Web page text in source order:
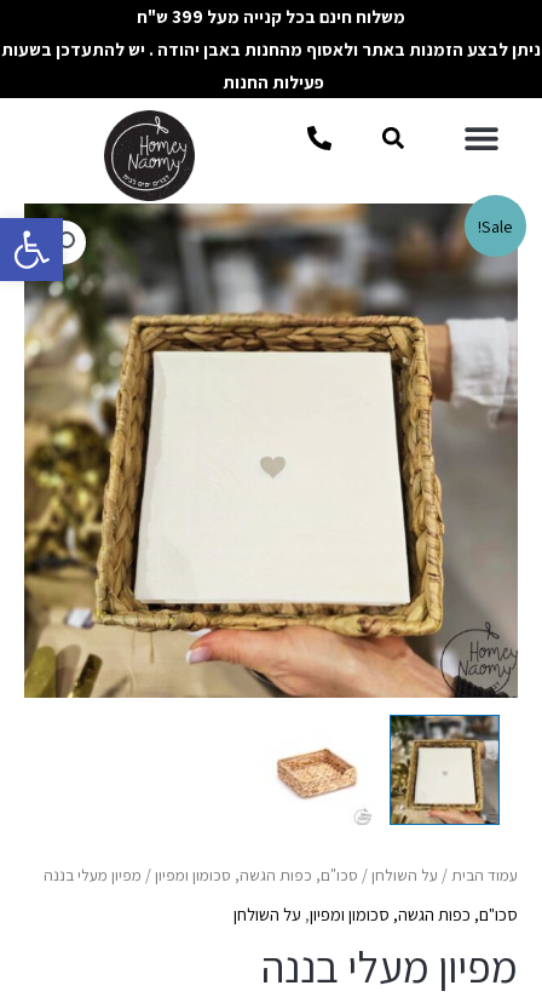
פתח
לתוכן
משלוח חינם בכל קנייה מעל 399 ש"ח
ניתן לבצע הזמנות באתר ולאסוף מהחנות באבן יהודה . יש להתעדכן בשעות
פעילות החנות
תפריטחיפוש
Sale!
עמוד הבית/ על השולחן/ סכו"ם, כפות הגשה, סכומון ומפיון/ מפיון מעלי בננה
סכו"ם, כפות הגשה, סכומון ומפיון, על השולחן
מפיון מעלי בננה
כמות
של
מפיון
מעלי
בננה